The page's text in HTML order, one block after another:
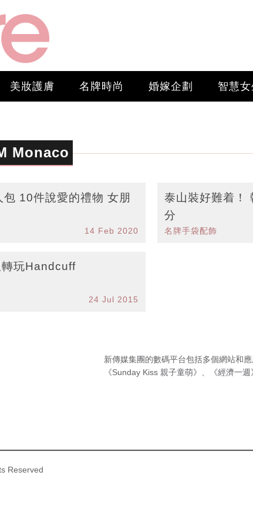
美妝護膚 名牌時尚 婚嫁企劃 智慧女
Monaco
10件說愛的禮物 女朋
14 Feb 2020
泰山裝好難着！
分
名牌手袋配飾
玩Handcuff
24 Jul 2015
新傳媒集團的數碼平台包括多個網站和
《Sunday Kiss 親子童萌》 、 《經濟一週
Reserved